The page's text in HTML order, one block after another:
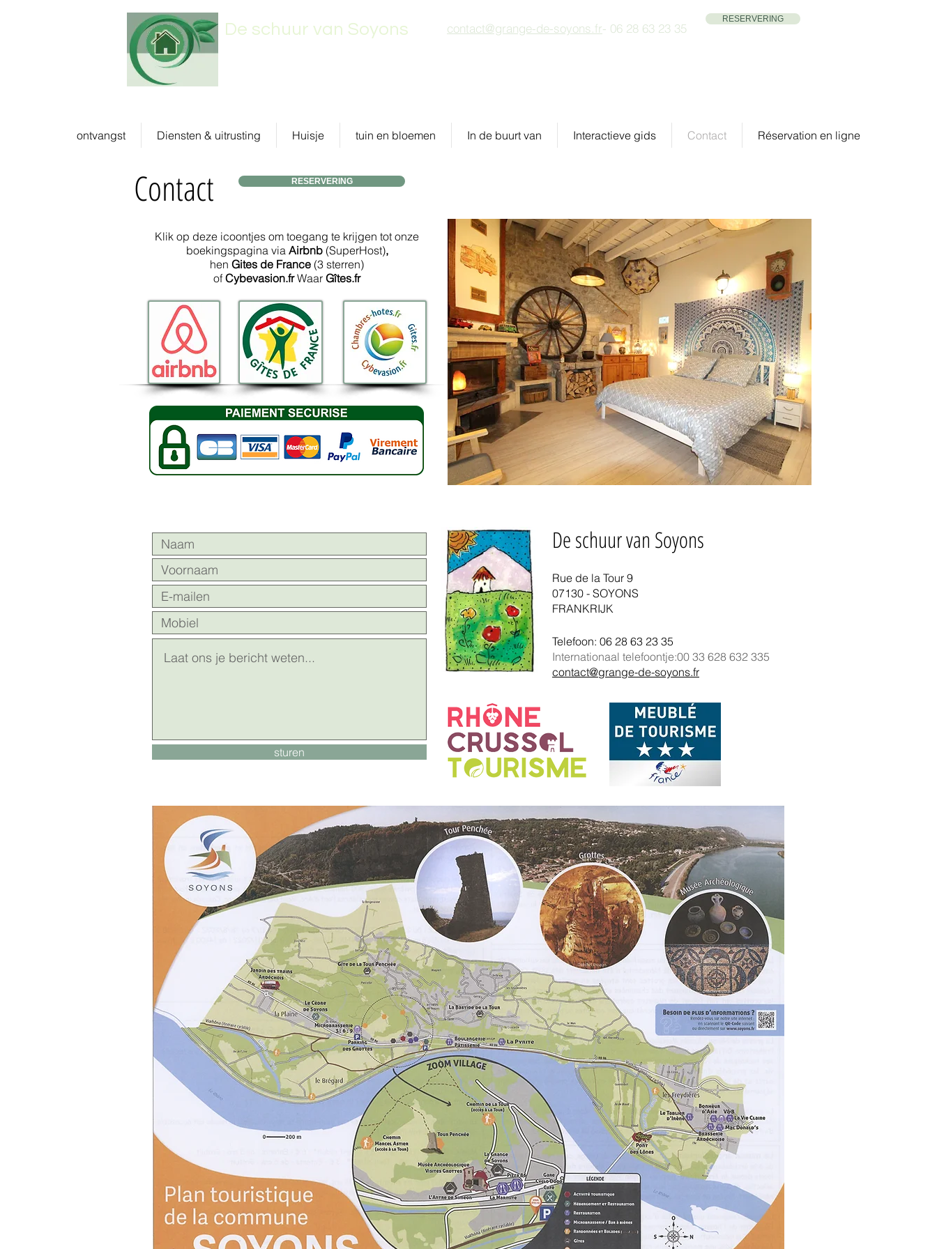
contact@grange-de-soyons.fr- 06 28 63 23 35
RESERVERING
De schuur van Soyons
ontvangst Diensten & uitrusting Huisje tuin en bloemen In de buurt van Interactieve gids Contact Réservation en ligne
Contact RESERVERING
Klik op deze icoontjes om toegang te krijgen tot onze
boekingspagina via Airbnb (SuperHost),
hen Gites de France (3 sterren)
of Cybevasion.frWaar Gîtes.fr
sturen
De schuur van Soyons
Rue de la Tour 9
07130 - SOYONS
FRANKRIJK
Telefoon: 06 28 63 23 35
Internationaal telefoontje:00 33 628 632 335
contact@grange-de-soyons.fr